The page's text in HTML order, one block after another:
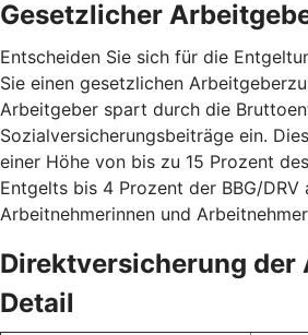
Gesetzlicher
Entscheiden Sie sich für die
Sie einen gesetzlichen
Arbeitgeber spart durch die
Sozialversicherungsbeiträge ein.
einer Höhe von bis zu 15 Prozent
Entgelts bis 4 Prozent der BBG/DRV
Arbeitnehmerinnen und
Direktversicherung der
Detail